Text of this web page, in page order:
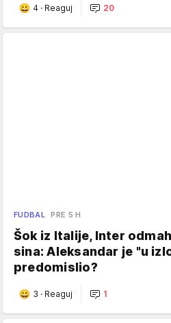
4 · Reaguj 20
FUDBAL PRE 5 H
Šok iz Italije, Inter
sina: Aleksandar je "u
predomislio?
3 · Reaguj 1